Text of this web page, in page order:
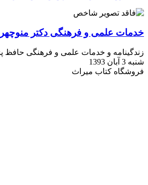
خدمات علمی و فرهنگی دکتر
زندگینامه و خدمات علمی و فرهنگی حافظ
شنبه 3 آبان 1393
فروشگاه کتاب میراث